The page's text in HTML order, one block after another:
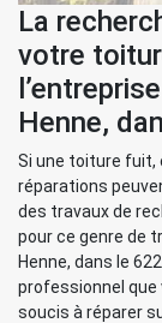
La
votre
Henne,
Si une toiture fuit,
réparations
des travaux de
pour ce genre de
Henne, dans le
professionnel que
soucis à réparer